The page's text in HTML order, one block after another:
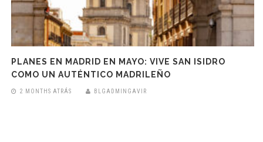
PLANES EN MADRID EN MAYO: VIVE SAN ISIDRO
COMO UN AUTÉNTICO MADRILEÑO
2 MONTHS ATRÁS BLGADMINGAVIR